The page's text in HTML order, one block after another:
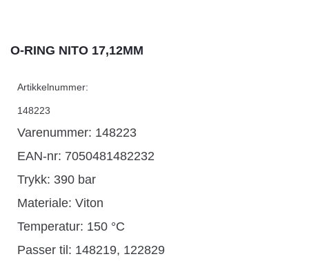
O-RING NITO 17,12MM
Artikkelnummer:
148223
Varenummer: 148223
EAN-nr: 7050481482232
Trykk: 390 bar
Materiale: Viton
Temperatur: 150 °C
Passer til: 148219, 122829